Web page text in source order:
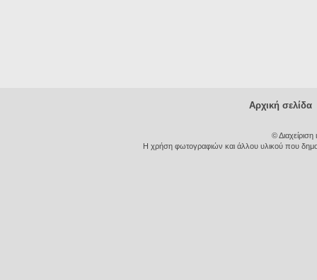
Αρχική σελίδα
©
Η χρήση φωτογραφιών και άλλου υλικού που